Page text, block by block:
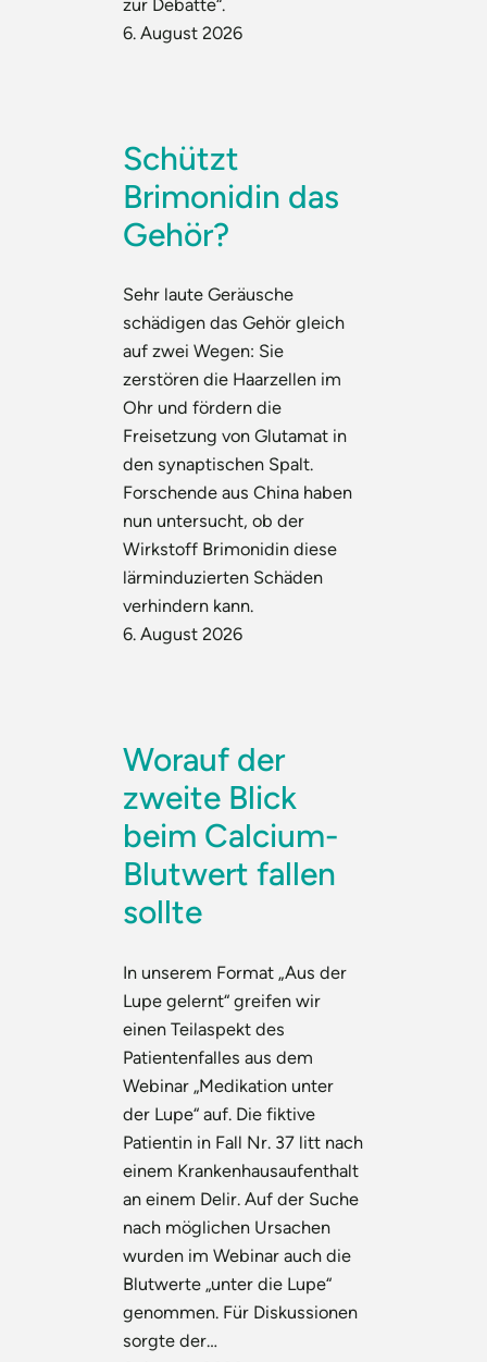
6. August 2026
Schützt
Brimonidin das
Gehör?
Sehr laute Geräusche
schädigen das Gehör gleich
auf zwei Wegen: Sie
zerstören die Haarzellen im
Ohr und fördern die
Freisetzung von Glutamat in
den synaptischen Spalt.
Forschende aus China haben
nun untersucht, ob der
Wirkstoff Brimonidin diese
lärminduzierten Schäden
verhindern kann.
6. August 2026
Worauf der
zweite Blick
beim Calcium-
Blutwert fallen
sollte
In unserem Format „Aus der
Lupe gelernt“ greifen wir
einen Teilaspekt des
Patientenfalles aus dem
Webinar „Medikation unter
der Lupe“ auf. Die fiktive
Patientin in Fall Nr. 37 litt nach
einem Krankenhausaufenthalt
an einem Delir. Auf der Suche
nach möglichen Ursachen
wurden im Webinar auch die
Blutwerte „unter die Lupe“
genommen. Für Diskussionen
sorgte der…